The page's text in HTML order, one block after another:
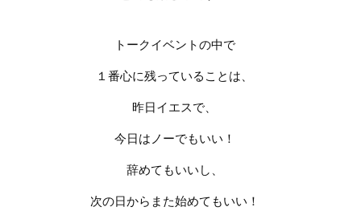
トークイベントの中で
１番心に残っていることは、
昨日イエスで、
今日はノーでもいい！
辞めてもいいし、
次の日からまた始めてもいい！